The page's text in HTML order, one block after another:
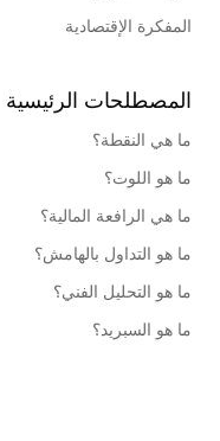
المفكرة الإقتصادية
المصطلحات الرئيسية
ما هي النقطة؟
ما هو اللوت؟
ما هي الرافعة المالية؟
ما هو التداول بالهامش؟
ما هو التحليل الفني؟
ما هو السبريد؟